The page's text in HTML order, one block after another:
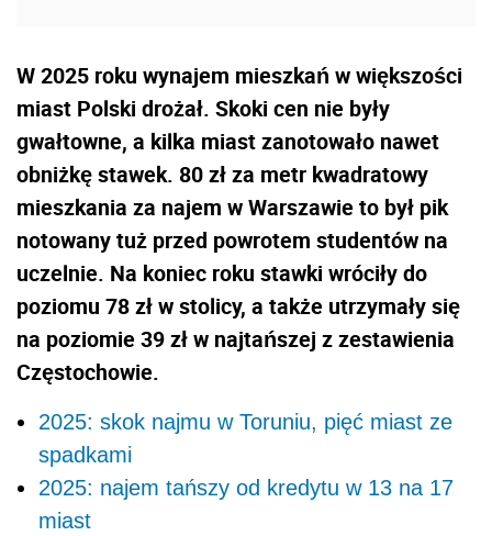
W 2025 roku wynajem mieszkań w większości
miast Polski drożał. Skoki cen nie były
gwałtowne, a kilka miast zanotowało nawet
obniżkę stawek. 80 zł za metr kwadratowy
mieszkania za najem w Warszawie to był pik
notowany tuż przed powrotem studentów na
uczelnie. Na koniec roku stawki wróciły do
poziomu 78 zł w stolicy, a także utrzymały się
na poziomie 39 zł w najtańszej z zestawienia
Częstochowie.
2025: skok najmu w Toruniu, pięć miast ze
spadkami
2025: najem tańszy od kredytu w 13 na 17
miast